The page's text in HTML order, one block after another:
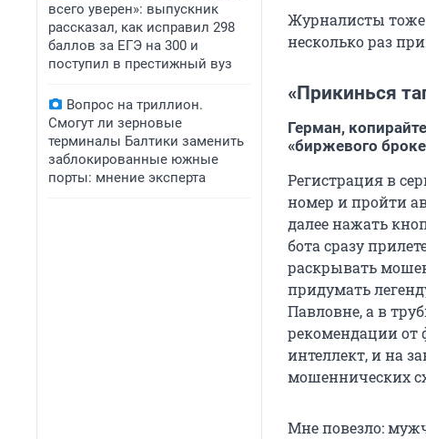
всего уверен»: выпускник
рассказал, как исправил 298
баллов за ЕГЭ на 300 и
поступил в престижный вуз
Вопрос на триллион.
Смогут ли зерновые
терминалы Балтики заменить
заблокированные южные
порты: мнение эксперта
Журналисты
несколько раз
«Прикинься
Герман,
«биржевого
Регистрация в
номер и пройти
далее нажать
бота сразу
раскрывать
придумать
Павловне, а в
рекомендации от
интеллект, и на
мошеннических
Мне повезло: